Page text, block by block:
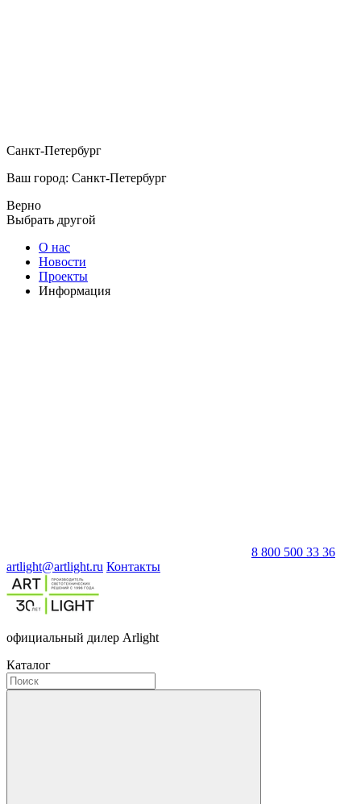
Санкт-Петербург
Ваш город: Санкт-Петербург
Верно
Выбрать другой
О нас
Новости
Проекты
Информация
8 800 500 33 36
artlight@artlight.ru Контакты
официальный дилер Arlight
Каталог